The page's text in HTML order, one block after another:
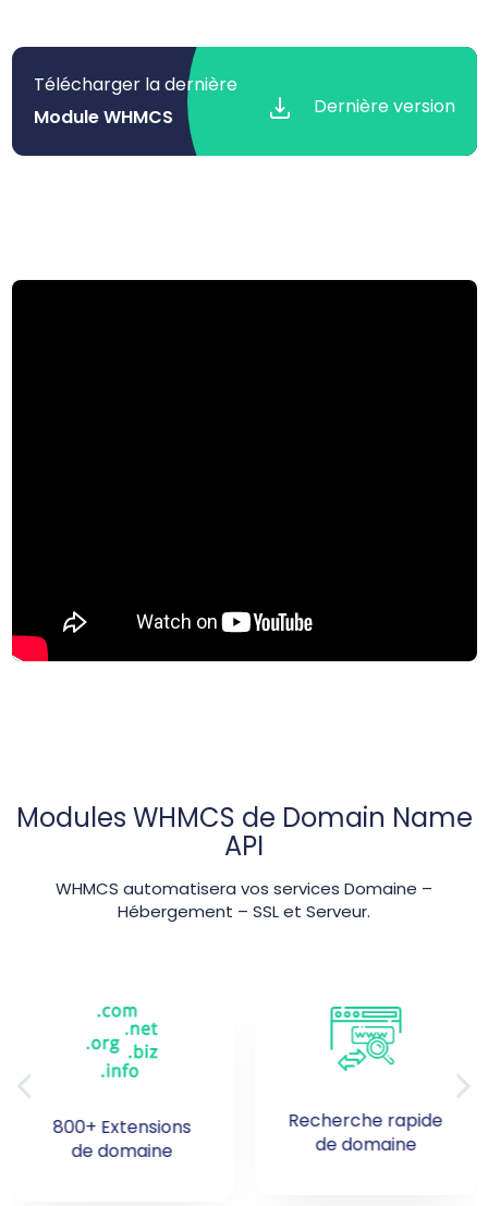
Télécharger la dernière
Module WHMCS
Dernière version
Modules WHMCS de Domain Name
API
WHMCS automatisera vos services Domaine –
Hébergement – SSL et Serveur.
Recherche rapide
de domaine
Activation en ligne